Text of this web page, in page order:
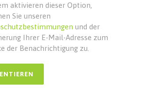
aktivieren dieser Option,
Sie unseren
und der
Ihrer E-Mail-Adresse zum
der Benachrichtigung zu.